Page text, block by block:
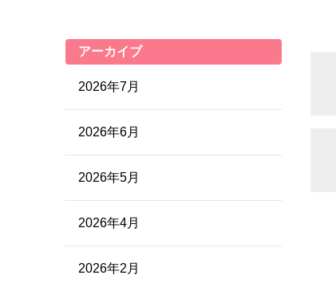
アーカイブ
2026年7月
2026年6月
2026年5月
2026年4月
2026年2月